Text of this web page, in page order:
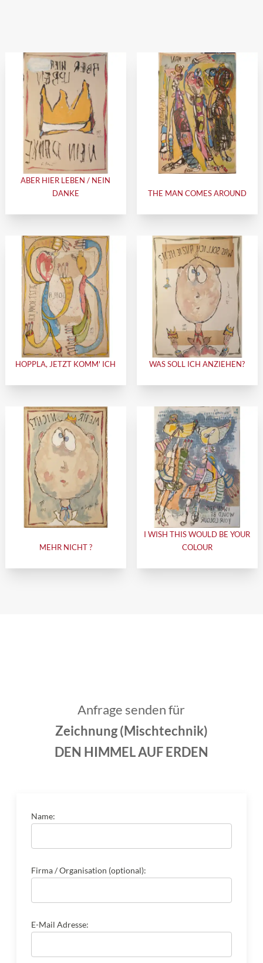
ABER HIER LEBEN / NEIN
DANKE
THE MAN COMES AROUND
HOPPLA, JETZT KOMM' ICH WAS SOLL ICH ANZIEHEN?
MEHR NICHT ?
I WISH THIS WOULD BE YOUR
COLOUR
Anfrage senden für
Zeichnung (Mischtechnik)
DEN HIMMEL AUF ERDEN
Name:
Firma / Organisation (optional):
E-Mail Adresse: